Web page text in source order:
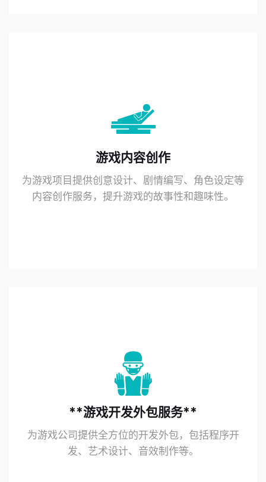
游戏内容创作
为游戏项目提供创意设计、剧情编写、角色设定等
内容创作服务，提升游戏的故事性和趣味性。
**游戏开发外包服务**
为游戏公司提供全方位的开发外包，包括程序开
发、艺术设计、音效制作等。